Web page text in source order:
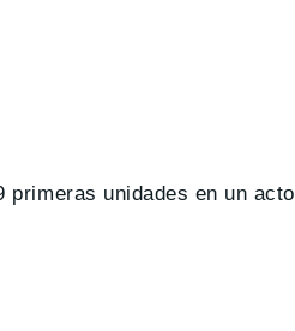
unidades en un acto